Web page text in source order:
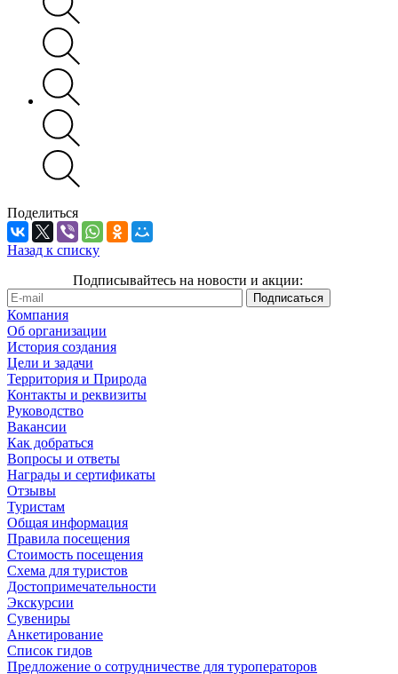
Поделиться
Назад к списку
Подписывайтесь на новости и акции:
Компания
Об организации
История создания
Цели и задачи
Территория и Природа
Контакты и реквизиты
Руководство
Вакансии
Как добраться
Вопросы и ответы
Награды и сертификаты
Отзывы
Туристам
Общая информация
Правила посещения
Стоимость посещения
Схема для туристов
Достопримечательности
Экскурсии
Сувениры
Анкетирование
Список гидов
Предложение о сотрудничестве для туроператоров